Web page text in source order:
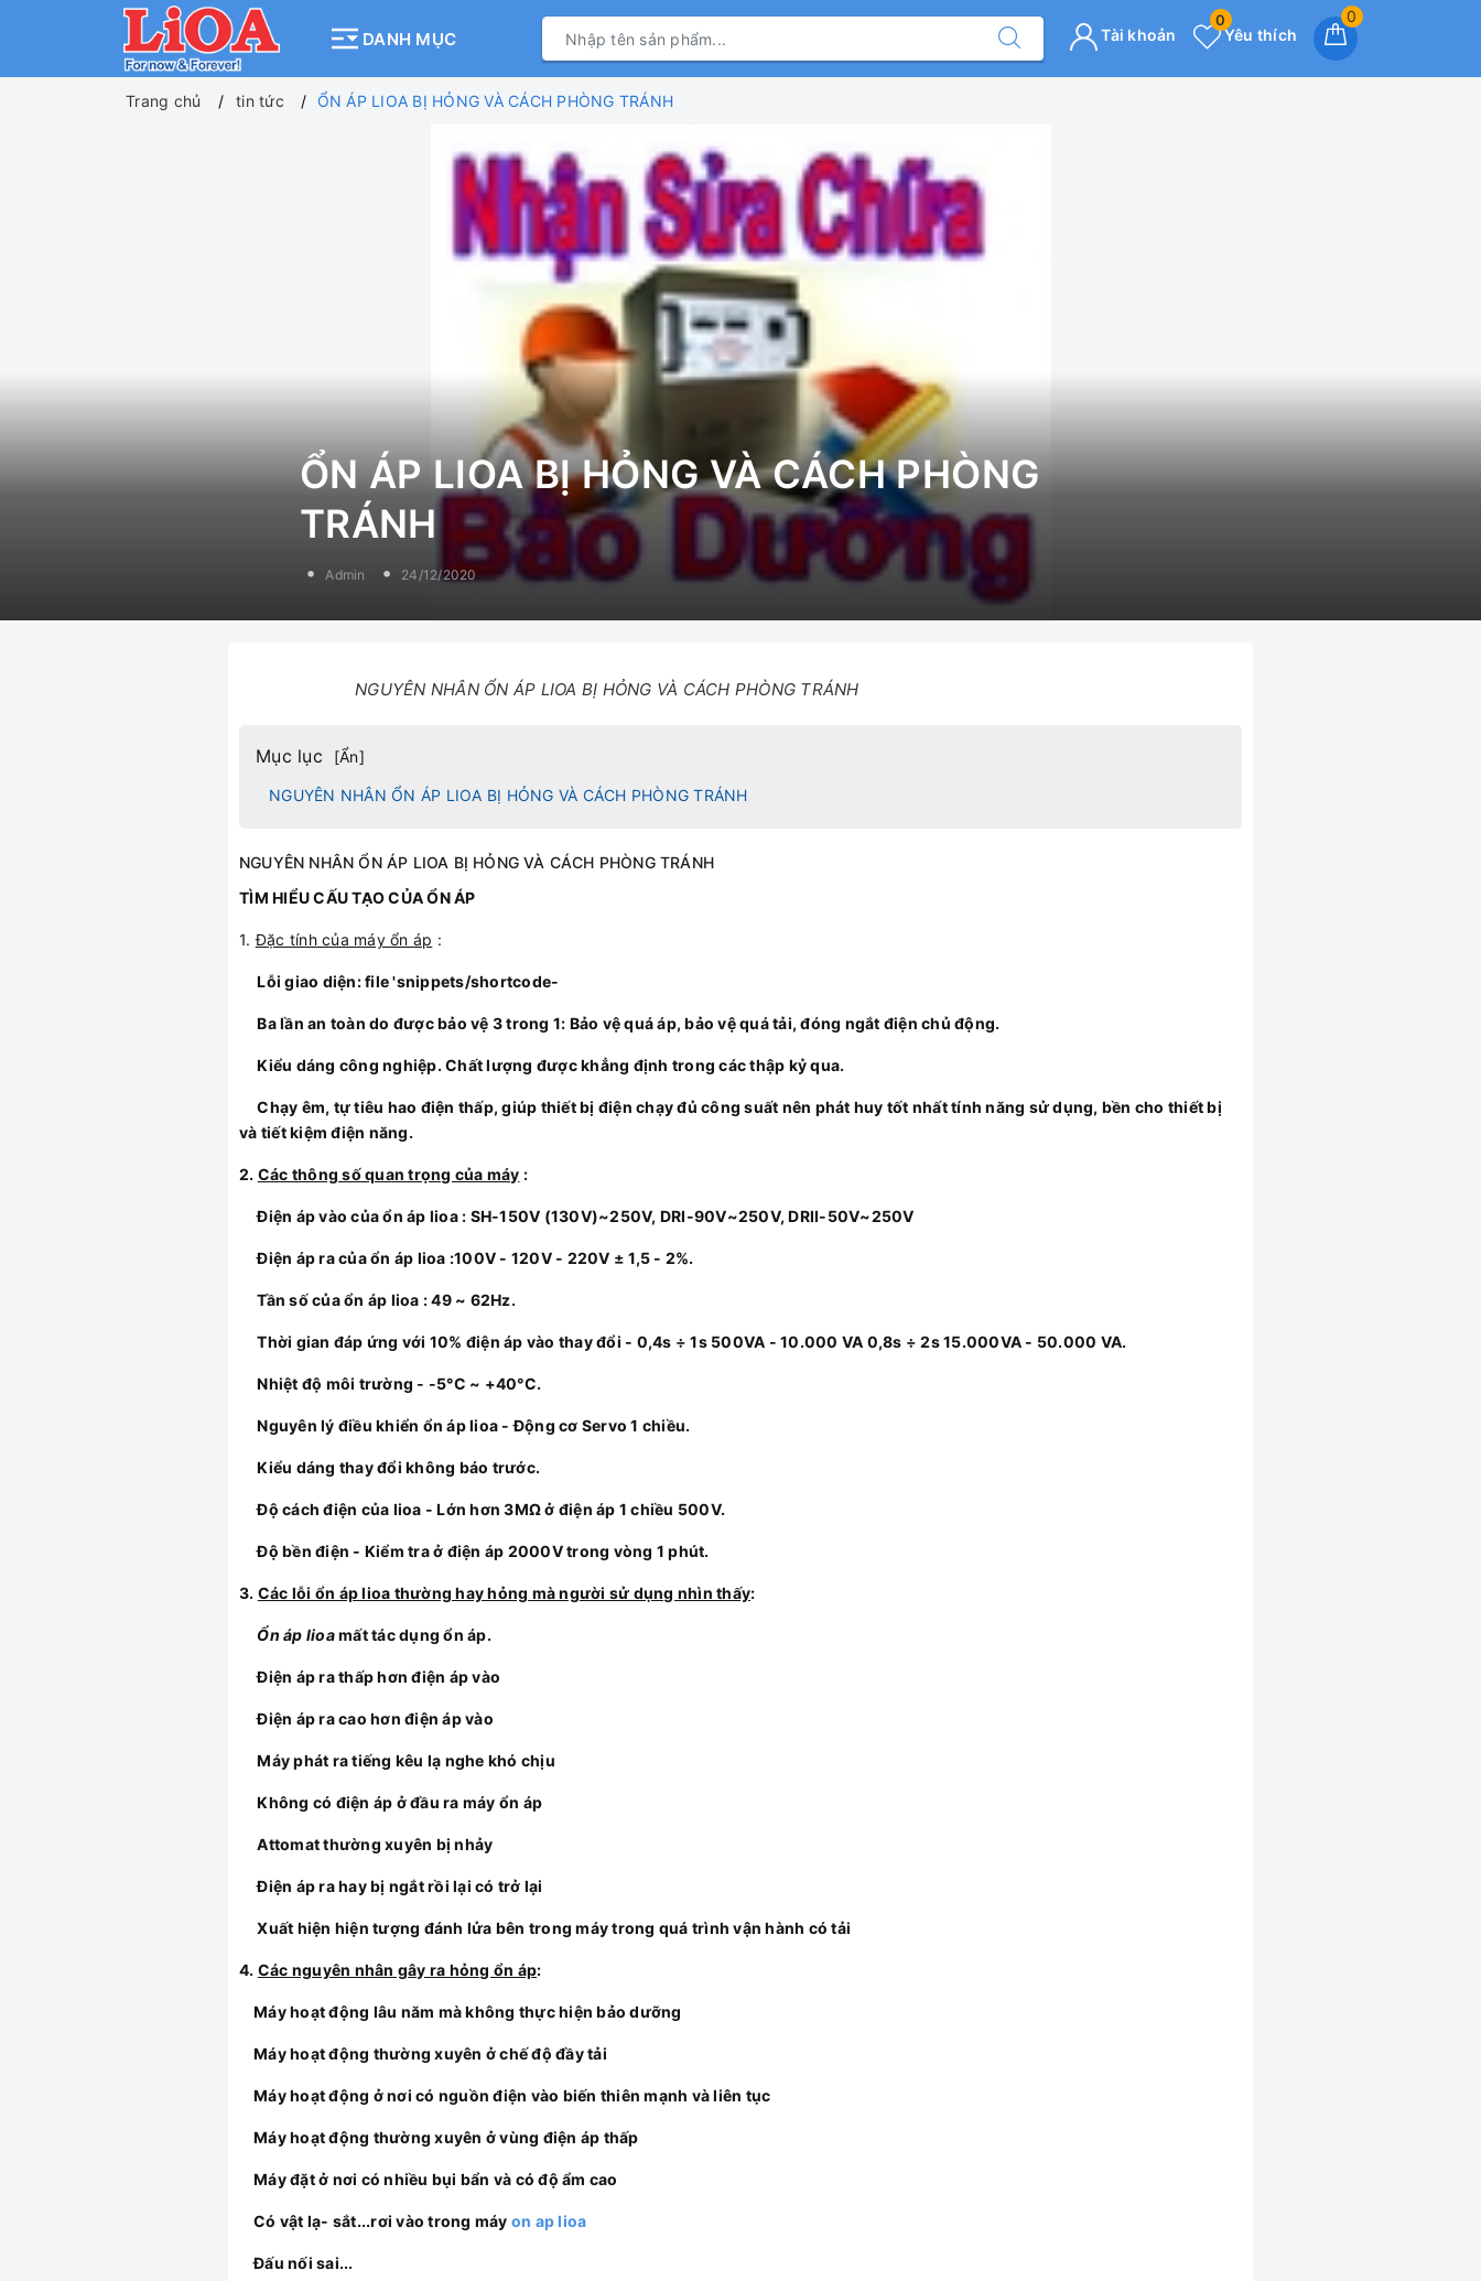
DANH MỤC
0
Yêu thích
0
Tài khoản
Trang chủ tin tức ỔN ÁP LIOA BỊ HỎNG VÀ CÁCH PHÒNG TRÁNH
ỔN ÁP LIOA BỊ HỎNG VÀ CÁCH PHÒNG
TRÁNH
Admin 24/12/2020
NGUYÊN NHÂN ỔN ÁP LIOA BỊ HỎNG VÀ CÁCH PHÒNG TRÁNH
Mục lục [Ẩn]
NGUYÊN NHÂN ỔN ÁP LIOA BỊ HỎNG VÀ CÁCH PHÒNG TRÁNH
NGUYÊN NHÂN ỔN ÁP LIOA BỊ HỎNG VÀ CÁCH PHÒNG TRÁNH
TÌM HIỂU CẤU TẠO CỦA ỔN ÁP
1.Đặc tính của máy ổn áp :
Lỗi giao diện: file 'snippets/shortcode-
Ba lần an toàn do được bảo vệ 3 trong 1: Bảo vệ quá áp, bảo vệ quá tải, đóng ngắt điện chủ động.
Kiểu dáng công nghiệp. Chất lượng được khẳng định trong các thập kỷ qua.
Chạy êm, tự tiêu hao điện thấp, giúp thiết bị điện chạy đủ công suất nên phát huy tốt nhất tính năng sử dụng, bền cho thiết bị
và tiết kiệm điện năng.
2. Các thông số quan trọng của máy :
Điện áp vào củaổn áp lioa: SH-150V (130V)~250V, DRI-90V~250V, DRII-50V~250V
Điện áp ra của ổn áp lioa :100V - 120V - 220V ± 1,5 - 2%.
Tần số của ổn áp lioa : 49 ~ 62Hz.
Thời gian đáp ứng với 10% điện áp vào thay đổi - 0,4s ÷ 1s 500VA - 10.000 VA 0,8s ÷ 2s 15.000VA - 50.000 VA.
Nhiệt độ môi trường - -5°C ~ +40°C.
Nguyên lý điều khiển ổn áp lioa - Động cơ Servo 1 chiều.
Kiểu dáng thay đổi không báo trước.
Độ cách điện của lioa - Lớn hơn 3MΩ ở điện áp 1 chiều 500V.
Độ bền điện - Kiểm tra ở điện áp 2000V trong vòng 1 phút.
3. Các lỗi ổn áp lioa thường hay hỏng mà người sử dụng nhìn thấy:
Ổn áp lioamất tác dụng ổn áp.
Điện áp ra thấp hơn điện áp vào
Điện áp ra cao hơn điện áp vào
Máy phát ra tiếng kêu lạ nghe khó chịu
Không có điện áp ở đầu ra máy ổn áp
Attomat thường xuyên bị nhảy
Điện áp ra hay bị ngắt rồi lại có trở lại
Xuất hiện hiện tượng đánh lửa bên trong máy trong quá trình vận hành có tải
4. Các nguyên nhân gây ra hỏng ổn áp:
Máy hoạt động lâu năm mà không thực hiện bảo dưỡng
Máy hoạt động thường xuyên ở chế độ đầy tải
Máy hoạt động ở nơi có nguồn điện vào biến thiên mạnh và liên tục
Máy hoạt động thường xuyên ở vùng điện áp thấp
Máy đặt ở nơi có nhiều bụi bẩn và có độ ẩm cao
Có vật lạ- sắt...rơi vào trong máy on ap lioa
Đấu nối sai...